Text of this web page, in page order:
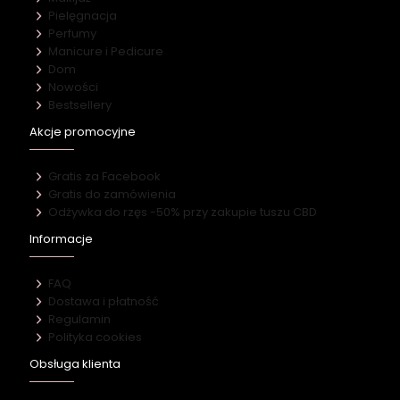
Pielęgnacja
Perfumy
Manicure i Pedicure
Dom
Nowości
Bestsellery
Akcje promocyjne
Gratis za Facebook
Gratis do zamówienia
Odżywka do rzęs -50% przy zakupie tuszu CBD
Informacje
FAQ
Dostawa i płatność
Regulamin
Polityka cookies
Obsługa klienta